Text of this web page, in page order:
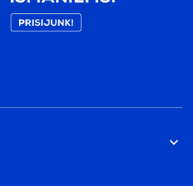
electricity that is inputted into